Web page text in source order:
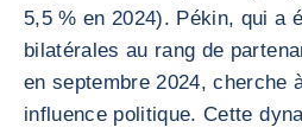
5,5 % en 2024). Pékin, qui a
bilatérales au rang de
en septembre 2024, cherche
influence politique. Cette